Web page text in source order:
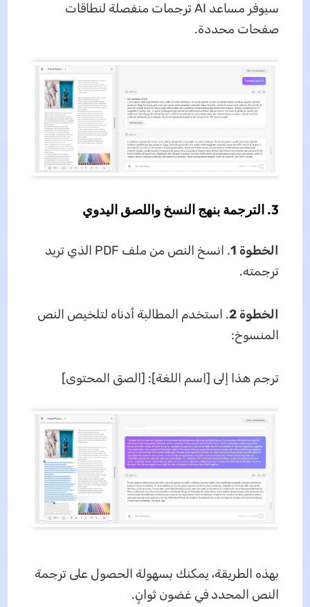
سيوفر مساعد AI ترجمات منفصلة لنطاقات
صفحات محددة.
3. الترجمة بنهج النسخ واللصق اليدوي
الخطوة 1
. انسخ النص من ملف PDF الذي تريد
ترجمته.
الخطوة 2
. استخدم المطالبة أدناه لتلخيص النص
المنسوخ:
ترجم هذا إلى [اسم اللغة]: [الصق المحتوى]
بهذه الطريقة، يمكنك بسهولة الحصول على ترجمة
النص المحدد في غضون ثوانٍ.